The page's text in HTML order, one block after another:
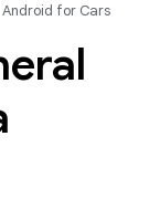
Android for Cars